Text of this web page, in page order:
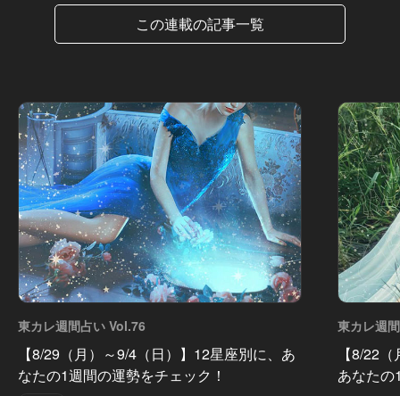
この連載の記事一覧
東カレ週間占い Vol.76
【8/29（月）～9/4（日）】12星座別に、あ
なたの1週間の運勢をチェック！
東カレ週
【8/22
あなた